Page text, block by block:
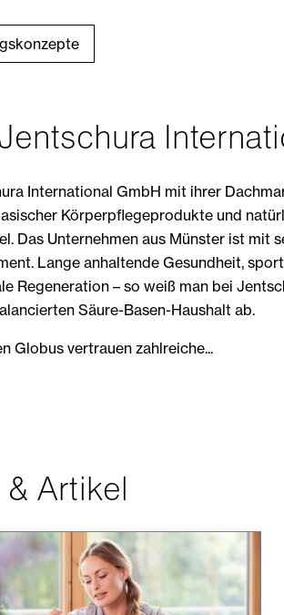
International GmbH mit ihrer
Körperpflegeprodukte und
Das Unternehmen aus Münster ist mit
Lange anhaltende Gesundheit,
Regeneration – so weiß man bei
Säure-Basen-Haushalt ab.
Globus vertrauen zahlreiche...
& Artikel